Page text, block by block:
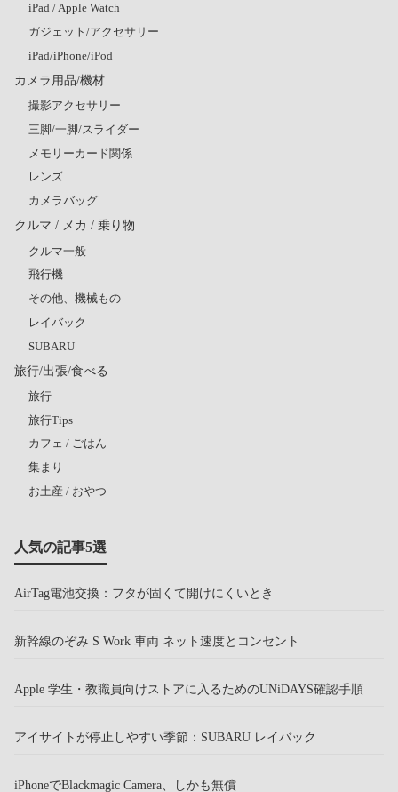
iPad / Apple Watch
ガジェット/アクセサリー
iPad/iPhone/iPod
カメラ用品/機材
撮影アクセサリー
三脚/一脚/スライダー
メモリーカード関係
レンズ
カメラバッグ
クルマ / メカ / 乗り物
クルマ一般
飛行機
その他、機械もの
レイバック
SUBARU
旅行/出張/食べる
旅行
旅行Tips
カフェ / ごはん
集まり
お土産 / おやつ
人気の記事5選
AirTag電池交換：フタが固くて開けにくいとき
新幹線のぞみ S Work 車両 ネット速度とコンセント
Apple 学生・教職員向けストアに入るためのUNiDAYS確認手順
アイサイトが停止しやすい季節：SUBARU レイバック
iPhoneでBlackmagic Camera、しかも無償